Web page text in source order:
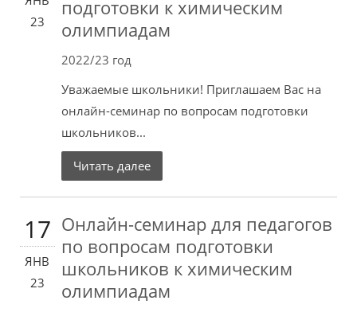
23
подготовки к химическим
олимпиадам
2022/23 год
Уважаемые школьники! Приглашаем Вас на
онлайн-семинар по вопросам подготовки
школьников...
Читать далее
17
ЯНВ
23
Онлайн-семинар для педагогов
по вопросам подготовки
школьников к химическим
олимпиадам